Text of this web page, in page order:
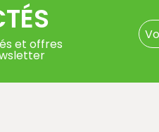
et offres